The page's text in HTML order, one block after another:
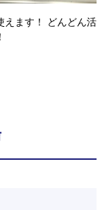
えます！ どんどん活